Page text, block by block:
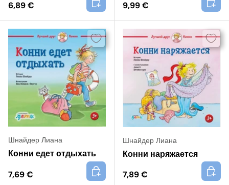
6,89 € 9,99 €
Шнайдер Лиана
Конни едет отдыхать
7,69 €
+
Шнайдер Лиана
Конни наряжается
7,89 €
+